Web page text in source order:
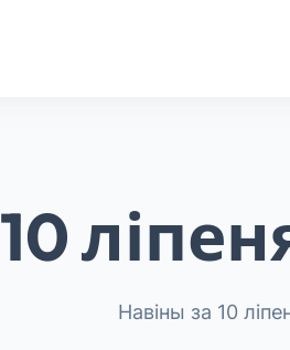
10
Навіны за 10